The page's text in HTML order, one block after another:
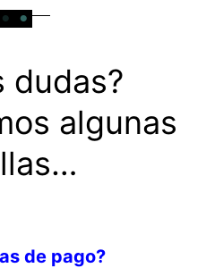
dudas?
algunas
de pago?